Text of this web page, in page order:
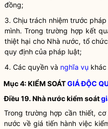
đồng;
3. Chịu trách nhiệm trước pháp
mình. Trong trường hợp kết
thiệt hại cho Nhà nước, tổ
quy định của pháp luật;
4. Các quyền và nghĩa vụ
Mục 4: KIỂM SOÁTGIÁ ĐỘC
Điều 19.Nhà nướckiểm soát
Trong trường hợp cần thiết,
nước về giá tiến hành việc